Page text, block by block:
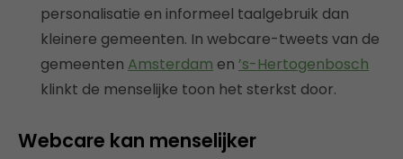
personalisatie en informeel taalgebruik dan
kleinere gemeenten. In webcare-tweets van de
gemeenten Amsterdam en ’s-Hertogenbosch
klinkt de menselijke toon het sterkst door.
Webcare kan menselijker